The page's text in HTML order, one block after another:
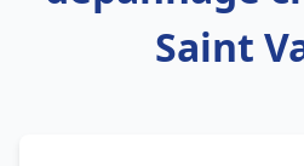
Saint